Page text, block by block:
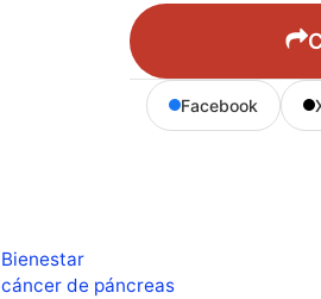
Facebook
Categorías
Bienestar
Etiquetas
cáncer de páncreas